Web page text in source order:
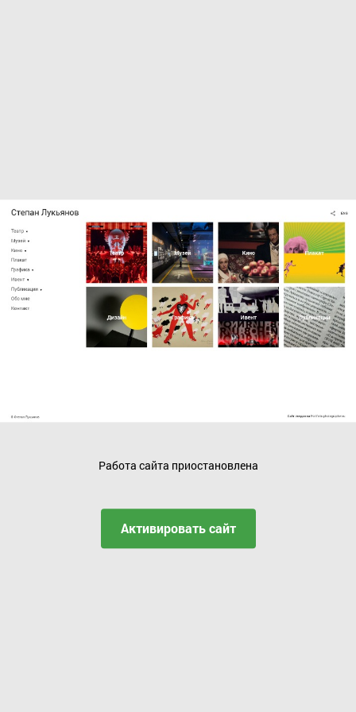
Работа сайта приостановлена
Активировать сайт